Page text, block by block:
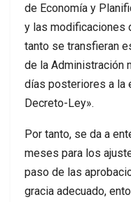
de Economía y
y las modificaciones
tanto se transfieran
de la Administración
días posteriores a la
Decreto-Ley».
Por tanto, se da a
meses para los
paso de las
gracia adecuado,